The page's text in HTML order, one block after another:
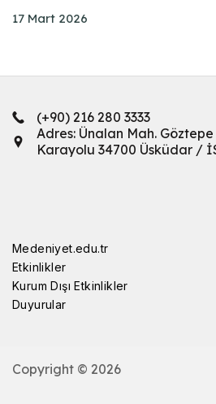
17 Mart 2026
(+90) 216 280 3333
Adres: Ünalan Mah. Göztepe
Karayolu 34700 Üsküdar /
Medeniyet.edu.tr
Etkinlikler
Kurum Dışı Etkinlikler
Duyurular
Copyright © 2026